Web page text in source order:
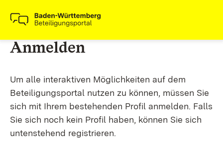
Anmelden
Um alle interaktiven Möglichkeiten auf dem
Beteiligungsportal nutzen zu können, müssen Sie
sich mit Ihrem bestehenden Profil anmelden. Falls
Sie sich noch kein Profil haben, können Sie sich
untenstehend registrieren.